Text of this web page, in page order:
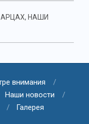
, НАШИ
внимания
Наши новости
Галерея